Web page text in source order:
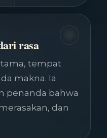
rasa
tempat
makna. Ia
penanda bahwa
dan